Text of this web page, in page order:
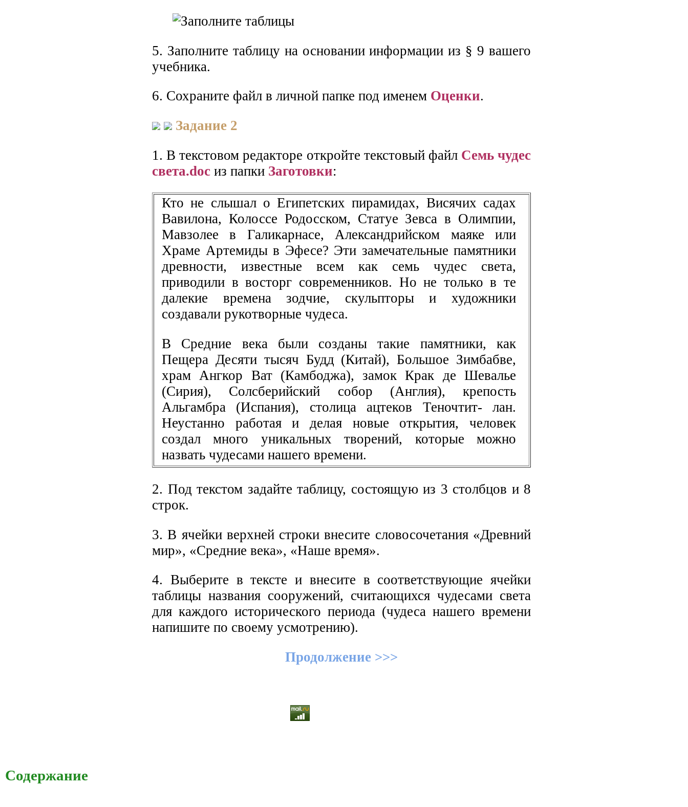
5. Заполните таблицу на основании информации из § 9 вашего
учебника.
6. Сохраните файл в личной папке под именем Оценки.
Задание 2
1. В текстовом редакторе откройте текстовый файл Семь чудес
света.dос из папки Заготовки:
Кто не слышал о Египетских пирамидах, Висячих садах
Вавилона, Колоссе Родосском, Статуе Зевса в Олимпии,
Мавзолее в Галикарнасе, Александрийском маяке или
Храме Артемиды в Эфесе? Эти замечательные памятники
древности, известные всем как семь чудес света,
приводили в восторг современников. Но не только в те
далекие времена зодчие, скульпторы и художники
создавали рукотворные чудеса.
В Средние века были созданы такие памятники, как
Пещера Десяти тысяч Будд (Китай), Большое Зимбабве,
храм Ангкор Ват (Камбоджа), замок Крак де Шевалье
(Сирия), Солсберийский собор (Англия), крепость
Альгамбра (Испания), столица ацтеков Теночтит- лан.
Неустанно работая и делая новые открытия, человек
создал много уникальных творений, которые можно
назвать чудесами нашего времени.
2. Под текстом задайте таблицу, состоящую из 3 столбцов и 8
строк.
3. В ячейки верхней строки внесите словосочетания «Древний
мир», «Средние века», «Наше время».
4. Выберите в тексте и внесите в соответствующие ячейки
таблицы названия сооружений, считающихся чудесами света
для каждого исторического периода (чудеса нашего времени
напишите по своему усмотрению).
Продолжение >>>
Содержание